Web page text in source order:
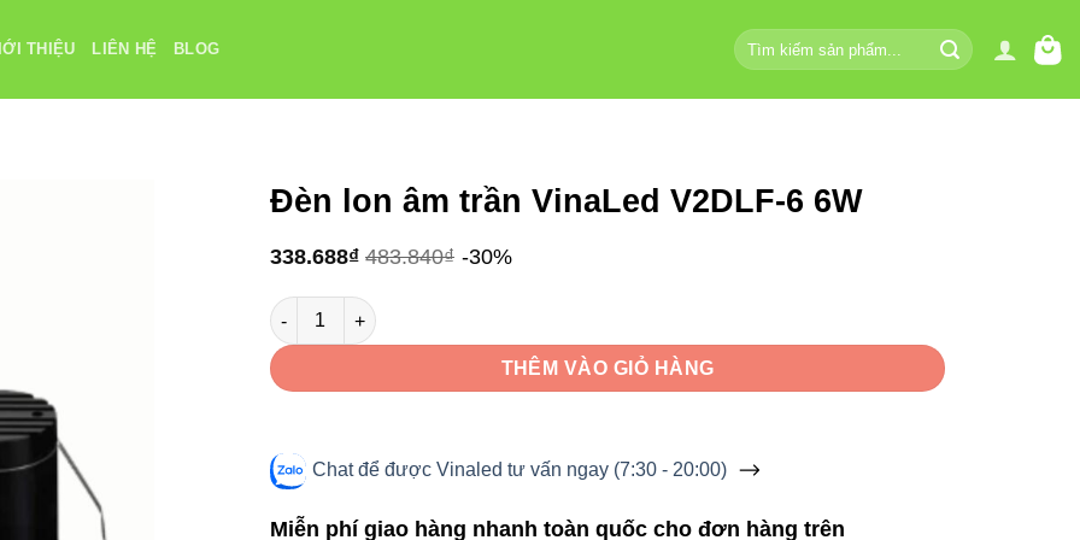
THIỆU LIÊN HỆ BLOG
Tìm
kiếm:
Đèn lon âm trần VinaLed V2DLF-6 6W
338.688₫ 483.840₫ -30%
Đèn lon âm trần VinaLed V2DLF-6 6W số lượng
THÊM VÀO GIỎ HÀNG
Chat để được Vinaled tư vấn ngay (7:30 - 20:00)
Miễn phí giao hàng nhanh toàn quốc cho đơn hàng trên